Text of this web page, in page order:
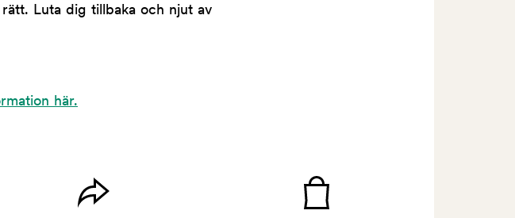
Luta dig tillbaka och njut av
här.